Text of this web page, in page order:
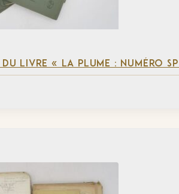
DU LIVRE « LA PLUME : NUMÉRO